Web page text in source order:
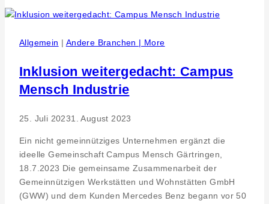
FSG
Schülerfirmen
durch
Allgemein | Andere Branchen | More
Inklusion weitergedacht: Campus
Mensch Industrie
25. Juli 20231. August 2023
Ein nicht gemeinnütziges Unternehmen ergänzt die
ideelle Gemeinschaft Campus Mensch Gärtringen,
18.7.2023 Die gemeinsame Zusammenarbeit der
Gemeinnützigen Werkstätten und Wohnstätten GmbH
(GWW) und dem Kunden Mercedes Benz begann vor 50